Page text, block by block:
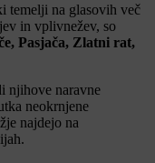
temelji na glasovih več
in vplivnežev, so
Pasjača, Zlatni rat,
njihove naravne
neokrnjene
najdejo na